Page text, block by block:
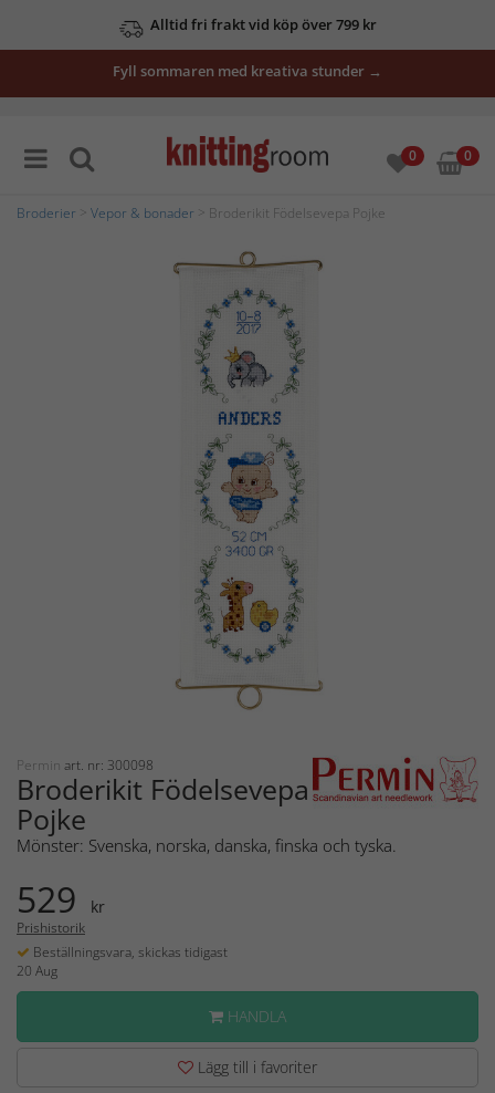
Alltid fri frakt vid köp över 799 kr
Fyll sommaren med kreativa stunder →
0 0
Broderier Vepor & bonader > Broderikit Födelsevepa Pojke
Permin art. nr: 300098
Broderikit Födelsevepa
Pojke
Mönster: Svenska, norska, danska, finska och tyska.
529 kr
Prishistorik
Beställningsvara, skickas tidigast
20 Aug
HANDLA
Lägg till i favoriter